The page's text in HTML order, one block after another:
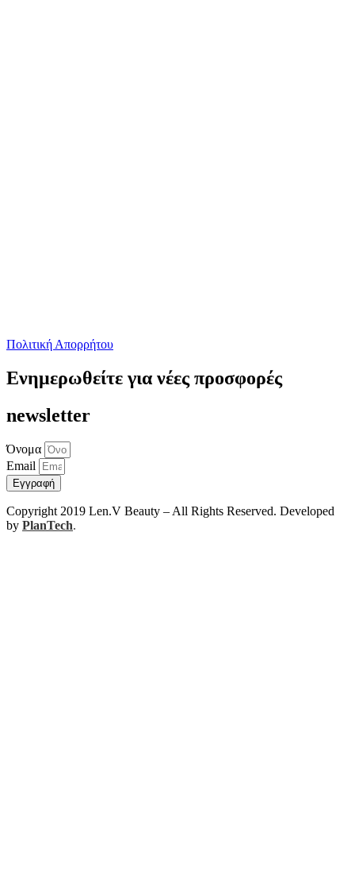
Πολιτική Απορρήτου
Ενημερωθείτε για νέες προσφορές
newsletter
Όνομα
Email
Εγγραφή
Copyright 2019 Len.V Beauty – All Rights Reserved. Developed
by PlanTech.